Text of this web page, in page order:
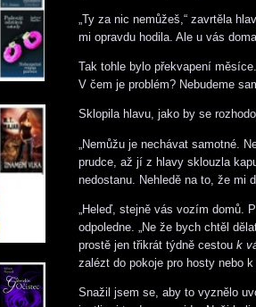
„Ty za nic nemůžeš,“ zavrtěla
mi opravdu hodila. Ale u vás
Tak tohle bylo překvapení
V čem je problém? Nebudeme
Sklopila hlavu, jako by se
„Nemůžu je nechávat samotné.
prudce, až jí z hlavy sklouzla
nedostanu. Nehledě na to, že mi
„Heleď, stejně vás vozím domů.
odpoledne. „Ne že bych chtěl
prostě jen třikrát týdně cestou k
zalézt do pokoje pro hosty nebo
Snažil jsem se, aby to vyznělo